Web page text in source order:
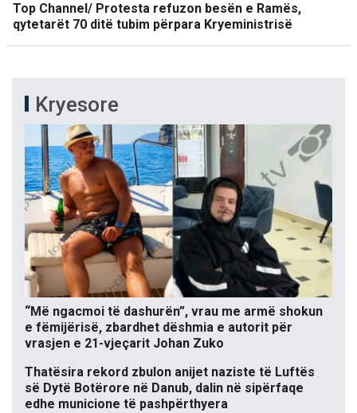
Top Channel/ Protesta refuzon besën e Ramës,
qytetarët 70 ditë tubim përpara Kryeministrisë
Kryesore
“Më ngacmoi të dashurën”, vrau me armë shokun
e fëmijërisë, zbardhet dëshmia e autorit për
vrasjen e 21-vjeçarit Johan Zuko
Thatësira rekord zbulon anijet naziste të Luftës
së Dytë Botërore në Danub, dalin në sipërfaqe
edhe municione të pashpërthyera